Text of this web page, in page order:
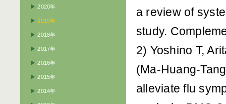
▶ 2020年
▶ 2019年
▶ 2018年
▶ 2017年
▶ 2016年
▶ 2015年
▶ 2014年
a review of
study.
2) Yoshino T,
(Ma-Huang-
alleviate flu